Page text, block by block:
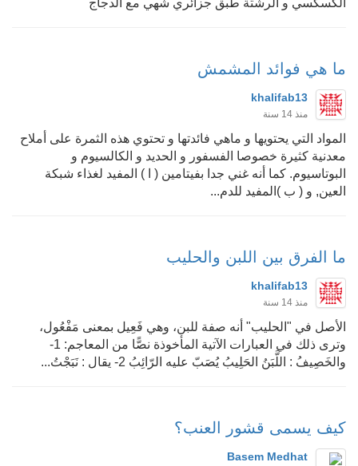
ما هي فوائد المشمش
khalifab13
منذ 14 سنة
المواد التي يحتويها و ماهي فائدتها و تحتوي هذه الثمرة على أملاح
معدنية كثيرة خصوصا الفسفور و الحديد و الكالسيوم و
البوتاسيوم. كما أنه غني جدا بفيتامين ( ا ) المفيد لغذاء شبكة
العين, و ( ب )المفيد للدم...
ما الفرق بين اللبن والحليب
khalifab13
منذ 14 سنة
الأصل في "الحليب" أنه صفة للبن، وهي فَعِيل بمعنى مَفْعُول،
وترى ذلك في العبارات الآتية المأخوذة نصًّا من المعاجم: 1-
والخَصِيفُ : اللَّبَنُ الحَلِيبُ يُصَبّ عليه الرّائِبُ 2- يقال : نَبَجْتُ...
كيف يسمى قشور العنب؟
Basem Medhat